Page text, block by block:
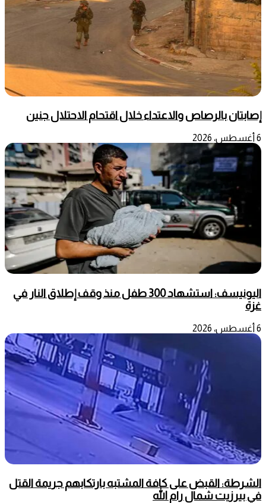
إصابتان بالرصاص والاعتداء خلال اقتحام الاحتلال جنين
6 أغسطس، 2026
اليونيسف: استشهاد 300 طفل منذ وقف إطلاق النار في
غزة
6 أغسطس، 2026
الشرطة: القبض على كافة المشتبه بارتكابهم جريمة القتل
في بيرزيت شمال رام الله